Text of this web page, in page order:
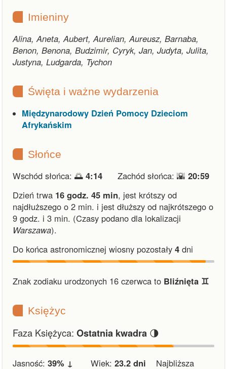
Imieniny
Alina, Aneta, Aubert, Aurelian, Aureusz, Barnaba,
Benon, Benona, Budzimir, Cyryk, Jan, Judyta, Julita,
Justyna, Ludgarda, Tychon
Święta i ważne wydarzenia
Międzynarodowy Dzień Pomocy Dzieciom
Afrykańskim
Słońce
Wschód słońca: 🌅 4:14 Zachód słońca: 🌇 20:59
Dzień trwa 16 godz. 45 min, jest krótszy od
najdłuższego o 2 min. i jest dłuższy od najkrótszego o
9 godz. i 3 min. (Czasy podano dla lokalizacji
Warszawa).
Do końca astronomicznej wiosny pozostały 4 dni
Znak zodiaku urodzonych 16 czerwca to Bliźnięta ♊︎
Księżyc
Faza Księżyca: Ostatnia kwadra 🌗
Jasność: 39% ↓ Wiek: 23.2 dni Najbliższa